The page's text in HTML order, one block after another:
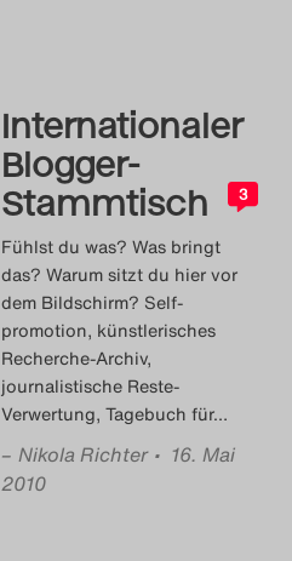
Internationaler
Blogger-
Stammtisch
3
Fühlst du was? Was bringt
das? Warum sitzt du hier vor
dem Bildschirm? Self-
promotion, künstlerisches
Recherche-Archiv,
journalistische Reste-
Verwertung, Tagebuch für…
– Nikola Richter • 16. Mai
2010